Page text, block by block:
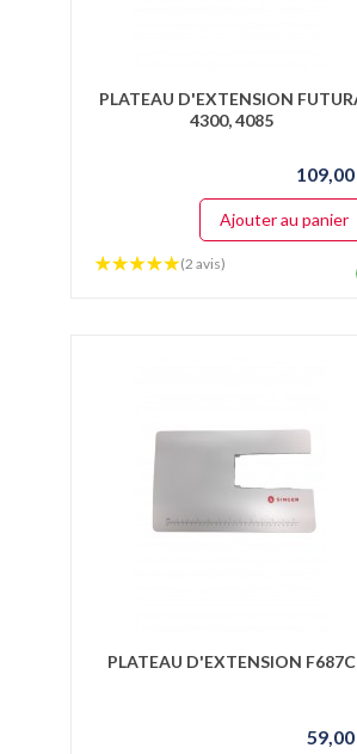
PLATEAU D'EXTENSION
4300, 4085
Ajouter au panier
(2 avis)
PLATEAU D'EXTENSION F687C